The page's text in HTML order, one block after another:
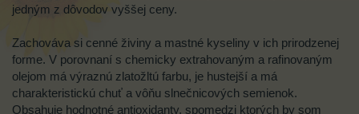
jedným z dôvodov vyššej ceny.
Zachováva si cenné živiny a mastné kyseliny v ich prirodzenej
forme. V porovnaní s chemicky extrahovaným a rafinovaným
olejom má výraznú zlatožltú farbu, je hustejší a má
charakteristickú chuť a vôňu slnečnicových semienok.
Obsahuje hodnotné antioxidanty, spomedzi ktorých by som